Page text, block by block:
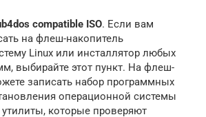
compatible ISO. Если вам
на флеш-накопитель
Linux или инсталлятор любых
выбирайте этот пункт. На флеш-
записать набор программных
операционной системы
которые проверяют